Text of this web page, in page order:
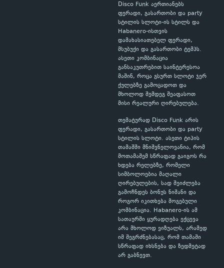
Disco Funk აერთიანებს
ფერადი, გასართობი და party
სტილის სლოტი-ის სტილს და
Habanero-ისთვის
დამახასიათებელ ფერადი,
მსუბუქი და გასართობი ტემპს.
ასეთი კომბინაცია
განსაკუთრებით საინტერესოა
მაშინ, როცა გსურთ სლოტი ჯერ
ქულებზე გამოცადოთ და
მხოლოდ შემდეგ შეაფასოთ
მისი რეალური ღირებულება.
თემატურად Disco Funk არის
ფერადი, გასართობი და party
სტილის სლოტი. ასეთი ტიპის
თამაშში მნიშვნელოვანია, რომ
მოთამაშემ სწრაფად გაიგოს რა
ხდება რელებზე, რომელი
სიმბოლოებია მაღალი
ღირებულების, სად შეიძლება
გამოჩნდეს ბონუს ნიშანი და
როგორ იკითხება მოგებული
კომბინაცია. Habanero-ის ამ
სათაურში ყურადღება ექცევა
არა მხოლოდ ვიზუალს, არამედ
იმ შეგრძნებასაც, რომ თამაში
სწრაფად იხსნება და ზედმეტად
არ გაბნევთ.